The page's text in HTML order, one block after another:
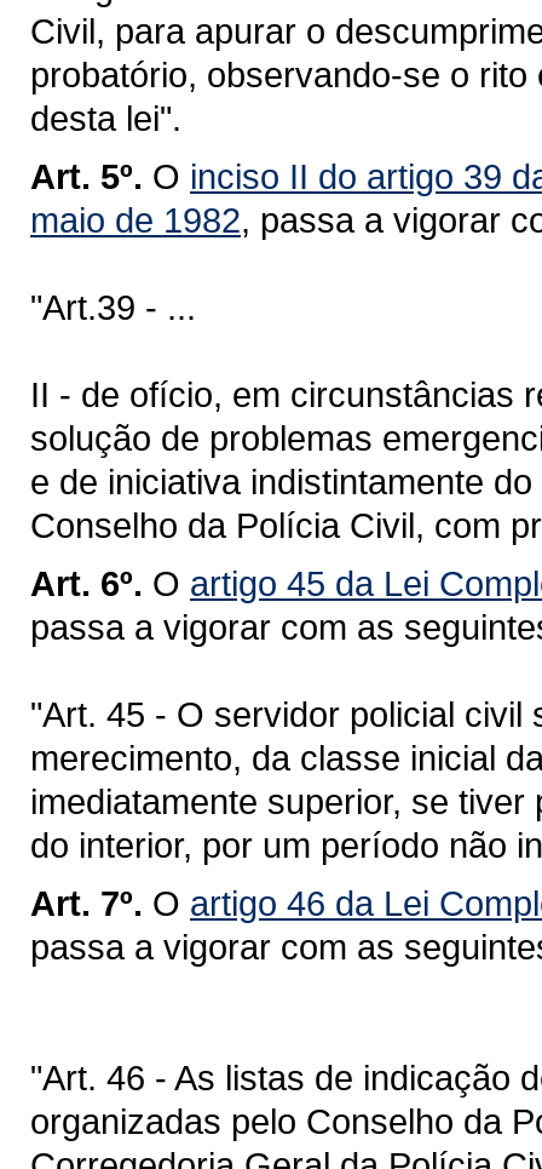
Civil, para apurar o
probatório, observando-se o
desta lei".
Art. 5º. O inciso II do artigo 39
maio de 1982, passa a vigorar
"Art.39 - ...
II - de ofício, em circunstâncias
solução de problemas
e de iniciativa indistintamente
Conselho da Polícia Civil, com
Art. 6º. O artigo 45 da Lei
passa a vigorar com as
"Art. 45 - O servidor policial
merecimento, da classe inicial
imediatamente superior, se
do interior, por um período não
Art. 7º. O artigo 46 da Lei
passa a vigorar com as
"Art. 46 - As listas de indicação
organizadas pelo Conselho da